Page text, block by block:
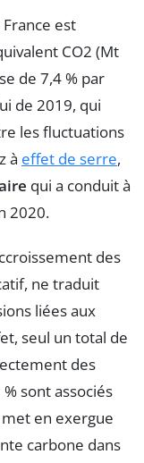
France est
CO2 (Mt
de 7,4 % par
de 2019, qui
les fluctuations
à effet de serre,
qui a conduit à
2020.
des
ne traduit
liées aux
seul un total de
des
sont associés
en exergue
carbone dans